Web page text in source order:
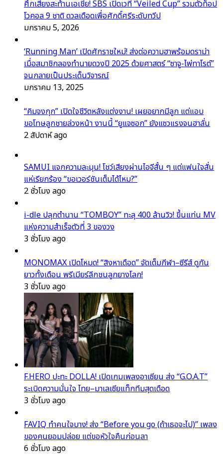
ศึกเสียงสะท้านเอเชีย! SBS เปิดเวที “Veiled Cup” รวมตัวท็อป
โวคอล 9 ชาติ ดวลเดือดเพื่อศักดิ์ศรีระดับทวีป
มกราคม 5, 2026
‘Running Man’ เปิดศักราชใหม่! ส่งต่อความฮาพร้อมดราม่า
เมื่อสมาชิกลองทำนายดวงปี 2025 ด้วยศาสตร์ “ซาจู-ไพ่ทาโรต์”
จนกลายเป็นประเด็นวิจารณ์
มกราคม 13, 2025
“คิมจงกุก” เปิดใจชีวิตหลังแต่งงาน! เผยอยากมีลูก แต่แอบ
ขอโทษลูกชายล่วงหน้า งานนี้ “ยูแจซอก” ยังแซวแรงจนฮาลั่น
2 สัปดาห์ ago
SAMUI แจกความละมุน! โชว์เสียงผ่านไอจีสั้น ๆ แต่แฟนใจสั่น
แห่เรียกร้อง “ขอเวอร์ชันเต็มได้ไหม?”
2 ชั่วโมง ago
i-dle ปลุกตำนาน “TOMBOY” ทะลุ 400 ล้านวิว! ขึ้นแท่น MV
แห่งความสำเร็จตัวที่ 3 ของวง
3 ชั่วโมง ago
MONOMAX เปิดโหมด! “สิงหาเดือด” จัดเต็มกีฬา–ซีรีส์ ดูกัน
ยาวทั้งเดือน พรีเมียร์ลีกชนลูกยางโลก!
3 ชั่วโมง ago
F.HERO ปะทะ DOLLA! เปิดเกมเพลงอาเซียน ส่ง “G.O.A.T”
ระเบิดความมั่นใจ ไทย–มาเลเซียแท็กทีมสุดเดือด
3 ชั่วโมง ago
FAVIQ ทำคนใจบาง! ส่ง “Before you go (ถ้าเธอจะไป)” เพลง
ของคนยอมปล่อย แต่ขอหัวใจคืนก่อนลา
6 ชั่วโมง ago